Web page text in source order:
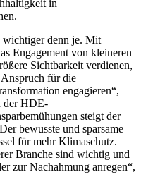
in
wichtiger denn je. Mit
Engagement von kleineren
Sichtbarkeit verdienen,
für die
engagieren“,
der HDE-
steigt der
bewusste und sparsame
für mehr Klimaschutz.
Branche sind wichtig und
zur Nachahmung anregen“,